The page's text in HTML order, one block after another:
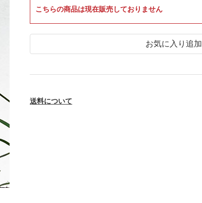
こちらの商品は現在販売しておりません
お気に入り追加
送料について